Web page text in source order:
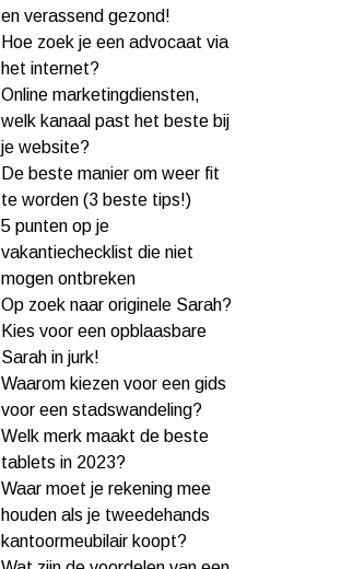
en verassend gezond!
Hoe zoek je een advocaat via
het internet?
Online marketingdiensten,
welk kanaal past het beste bij
je website?
De beste manier om weer fit
te worden (3 beste tips!)
5 punten op je
vakantiechecklist die niet
mogen ontbreken
Op zoek naar originele Sarah?
Kies voor een opblaasbare
Sarah in jurk!
Waarom kiezen voor een gids
voor een stadswandeling?
Welk merk maakt de beste
tablets in 2023?
Waar moet je rekening mee
houden als je tweedehands
kantoormeubilair koopt?